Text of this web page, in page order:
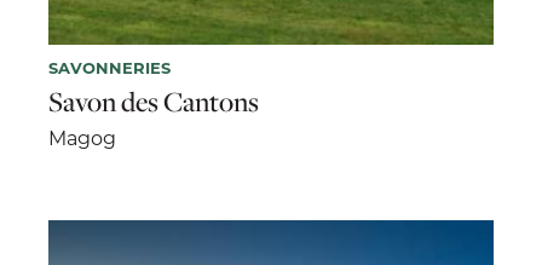
SAVONNERIES
Savon des Cantons
Magog